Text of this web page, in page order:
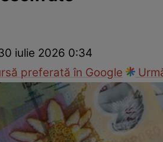
iulie 2026 0:34
preferată în Google